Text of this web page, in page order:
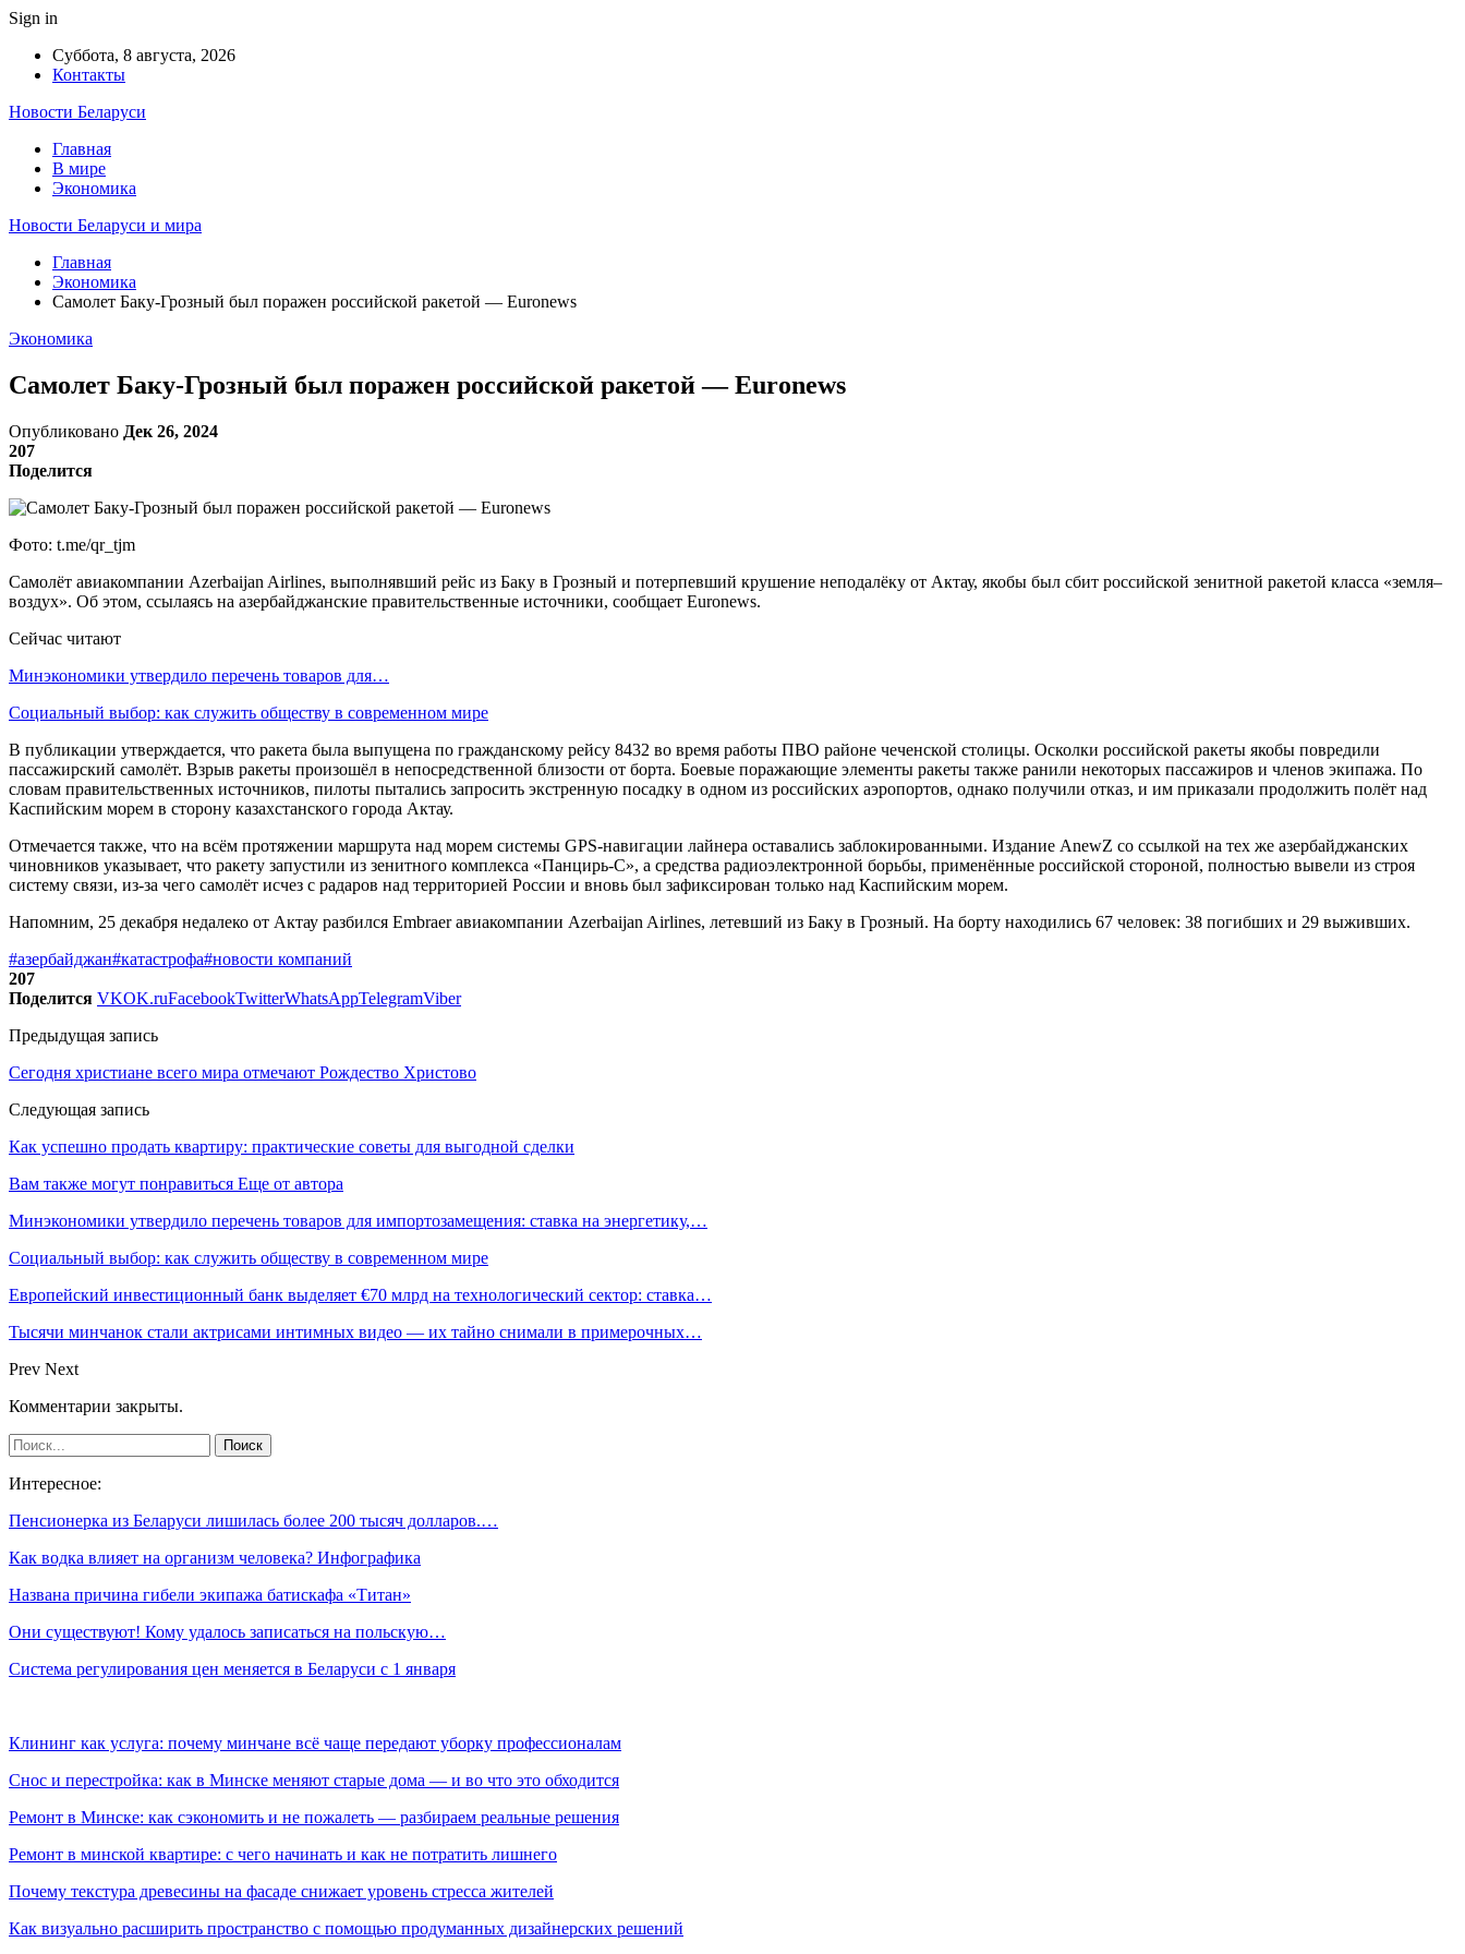
Sign in
Суббота, 8 августа, 2026
Контакты
Новости Беларуси
Главная
В мире
Экономика
Новости Беларуси и мира
Главная
Экономика
Самолет Баку-Грозный был поражен российской ракетой — Euronews
Экономика
Самолет Баку-Грозный был поражен российской ракетой — Euronews
Опубликовано Дек 26, 2024
207
Поделится
Фото: t.me/qr_tjm
Самолёт авиакомпании Azerbaijan Airlines, выполнявший рейс из Баку в Грозный и потерпевший крушение неподалёку от Актау, якобы был сбит российской зенитной ракетой класса «земля–
воздух». Об этом, ссылаясь на азербайджанские правительственные источники, сообщает Euronews.
Сейчас читают
Минэкономики утвердило перечень товаров для…
Социальный выбор: как служить обществу в современном мире
В публикации утверждается, что ракета была выпущена по гражданскому рейсу 8432 во время работы ПВО районе чеченской столицы. Осколки российской ракеты якобы повредили
пассажирский самолёт. Взрыв ракеты произошёл в непосредственной близости от борта. Боевые поражающие элементы ракеты также ранили некоторых пассажиров и членов экипажа. По
словам правительственных источников, пилоты пытались запросить экстренную посадку в одном из российских аэропортов, однако получили отказ, и им приказали продолжить полёт над
Каспийским морем в сторону казахстанского города Актау.
Отмечается также, что на всём протяжении маршрута над морем системы GPS-навигации лайнера оставались заблокированными. Издание AnewZ со ссылкой на тех же азербайджанских
чиновников указывает, что ракету запустили из зенитного комплекса «Панцирь-С», а средства радиоэлектронной борьбы, применённые российской стороной, полностью вывели из строя
систему связи, из-за чего самолёт исчез с радаров над территорией России и вновь был зафиксирован только над Каспийским морем.
Напомним, 25 декабря недалеко от Актау разбился Embraer авиакомпании Azerbaijan Airlines, летевший из Баку в Грозный. На борту находились 67 человек: 38 погибших и 29 выживших.
#азербайджан#катастрофа#новости компаний
207
Поделится VKOK.ruFacebookTwitterWhatsAppTelegramViber
Предыдущая запись
Сегодня христиане всего мира отмечают Рождество Христово
Следующая запись
Как успешно продать квартиру: практические советы для выгодной сделки
Вам также могут понравиться Еще от автора
Минэкономики утвердило перечень товаров для импортозамещения: ставка на энергетику,…
Социальный выбор: как служить обществу в современном мире
Европейский инвестиционный банк выделяет €70 млрд на технологический сектор: ставка…
Тысячи минчанок стали актрисами интимных видео — их тайно снимали в примерочных…
Prev Next
Комментарии закрыты.
Интересное:
Пенсионерка из Беларуси лишилась более 200 тысяч долларов.…
Как водка влияет на организм человека? Инфографика
Названа причина гибели экипажа батискафа «Титан»
Они существуют! Кому удалось записаться на польскую…
Система регулирования цен меняется в Беларуси с 1 января
Клининг как услуга: почему минчане всё чаще передают уборку профессионалам
Снос и перестройка: как в Минске меняют старые дома — и во что это обходится
Ремонт в Минске: как сэкономить и не пожалеть — разбираем реальные решения
Ремонт в минской квартире: с чего начинать и как не потратить лишнего
Почему текстура древесины на фасаде снижает уровень стресса жителей
Как визуально расширить пространство с помощью продуманных дизайнерских решений